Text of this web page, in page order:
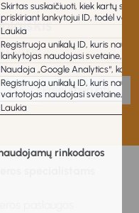
Skirtas suskaičiuoti, kiek kartų
priskiriant lankytojui ID, todėl
Laukia
Registruoja unikalų ID, kuris
lankytojas naudojasi svetaine,
Naudoja „Google Analytics“, kad
Registruoja unikalų ID, kuris
vartotojas naudojasi svetaine,
Laukia
rinkodaros
pirmas!
Prenumeruoti